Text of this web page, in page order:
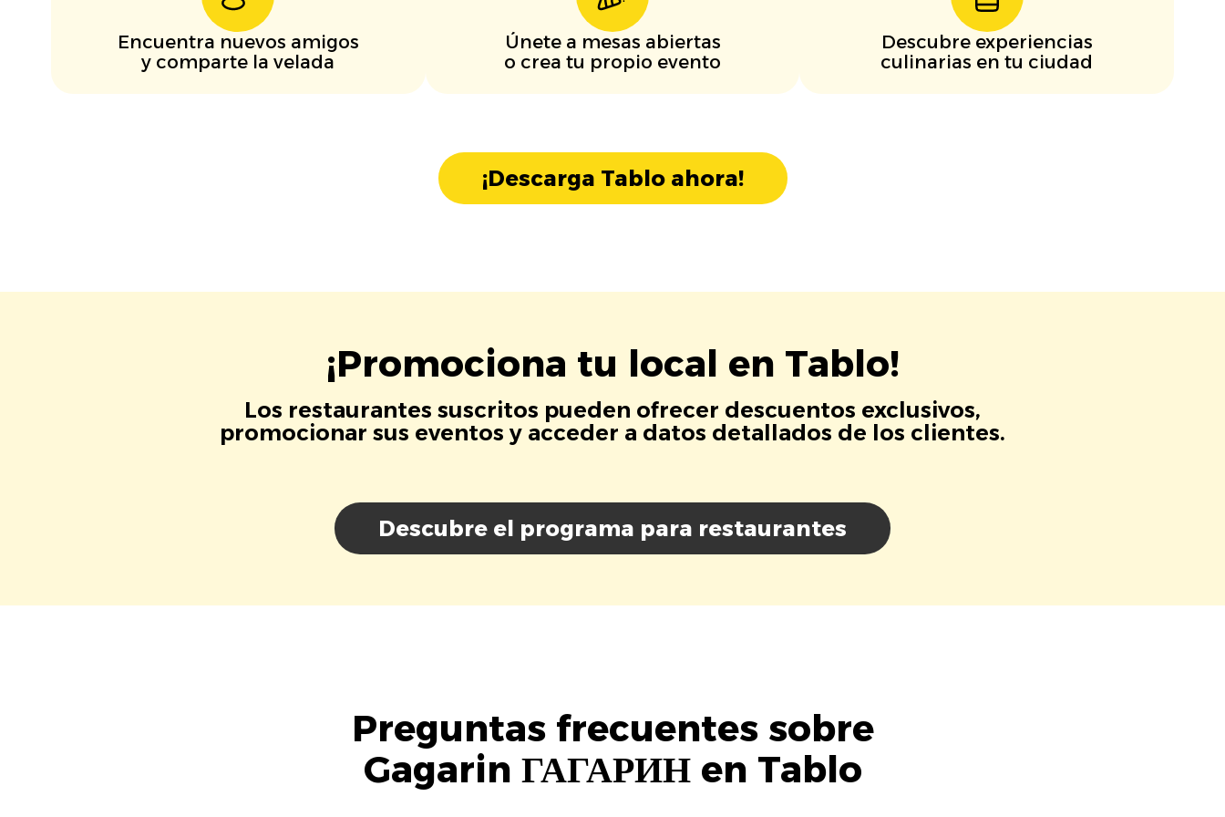
Encuentra nuevos amigos
y comparte la velada
Únete a mesas abiertas
o crea tu propio evento
Descubre experiencias
culinarias en tu ciudad
¡Descarga Tablo ahora!
¡Promociona tu local en Tablo!
Los restaurantes suscritos pueden ofrecer descuentos exclusivos,
promocionar sus eventos y acceder a datos detallados de los clientes.
Descubre el programa para restaurantes
Preguntas frecuentes sobre
Gagarin ГАГАРИН en Tablo